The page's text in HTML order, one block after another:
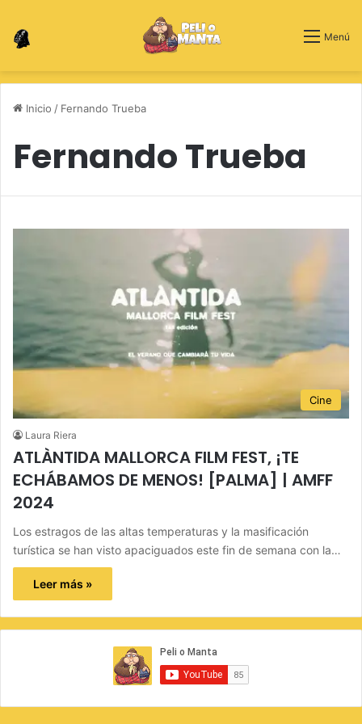
Switch skin Menú
Inicio / Fernando Trueba
Fernando Trueba
Cine
Laura Riera
ATLÀNTIDA MALLORCA FILM FEST, ¡TE
ECHÁBAMOS DE MENOS! [PALMA] | AMFF
2024
Los estragos de las altas temperaturas y la masificación
turística se han visto apaciguados este fin de semana con la…
Leer más »